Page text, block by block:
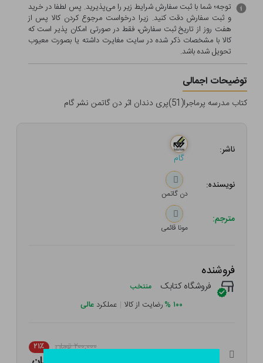
توجه؛ شما با ثبت سفارش شرایط زیر را می‌پذیرید. پس لطفا در خرید
و ثبت سفارش دقت کنید. زیرا درخواست مرجوع کردن کالا پس از
هفت روز از تاریخ ثبت سفارش، فقط در صورتی امکان پذیر است که
کالا با مشخصات ذکر شده در سایت مغایرت داشته یا بصورت معيوب
تحویل شده باشد.
توضیحات اجمالی
کتاب مدرسه پرماجرا(51)پری دندان اثر دن گاتمن نشر گام
ناشر:
گام
نویسنده:
دن گاتمن
مترجم:
مونا قائمی
فروشنده
فروشگاه کتابک منتخب
۱۰۰ %رضایت از کالا | عملکرد عالی
۲۰۰,۰۰۰ تومان ۲۱٪